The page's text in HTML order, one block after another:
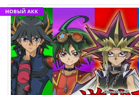
НОВЫЙ АКК